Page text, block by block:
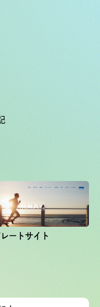
ートサイト